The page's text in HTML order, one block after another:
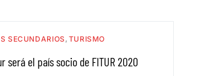
SECUNDARIOS TURISMO
será el país socio de FITUR 2020